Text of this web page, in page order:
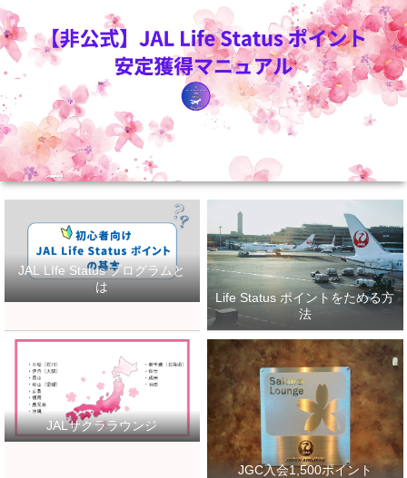
JAL LIfe Status プログラムと
は
Life Status ポイントをためる方
法
JALサクララウンジ
JGC入会1,500ポイント